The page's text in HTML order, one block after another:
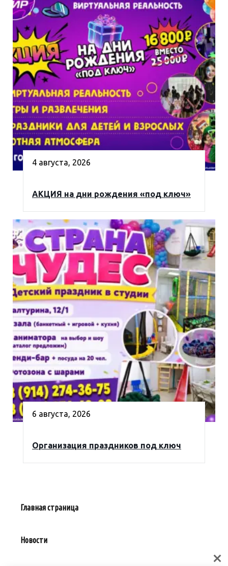
4 августа, 2026
АКЦИЯ на дни рождения «под ключ»
6 августа, 2026
Организация праздников под ключ
Главная страница
Новости